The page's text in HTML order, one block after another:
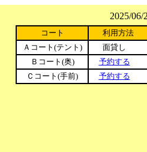
2025/
コート
利用方法
Ａコート(テント)
面貸し
Ｂコート(奥)
予約する
Ｃコート(手前)
予約する